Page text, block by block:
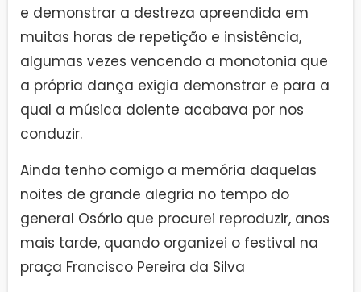
e demonstrar a destreza apreendida em
muitas horas de repetição e insistência,
algumas vezes vencendo a monotonia que
a própria dança exigia demonstrar e para a
qual a música dolente acabava por nos
conduzir.
Ainda tenho comigo a memória daquelas
noites de grande alegria no tempo do
general Osório que procurei reproduzir, anos
mais tarde, quando organizei o festival na
praça Francisco Pereira da Silva